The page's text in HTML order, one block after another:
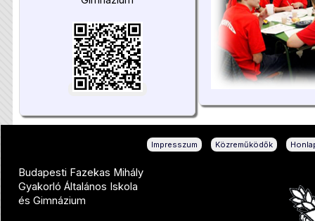
Impresszum Közreműködők
Budapesti Fazekas Mihály
Gyakorló Általános Iskola
és Gimnázium